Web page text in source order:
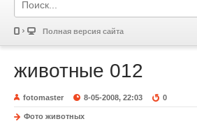
Полная версия сайта
животные 012
fotomaster 8-05-2008, 22:03 0
Фото животных